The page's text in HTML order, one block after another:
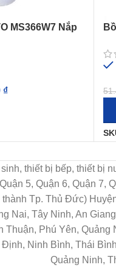
MS366W7 Nắp
₫
thiết bị bếp, thiết bị
5, Quận 6, Quận 7,
Tp. Thủ Đức)
Nai, Tây Ninh, An
Thuận, Phú Yên,
Ninh Bình, Thái
Quảng Ninh,